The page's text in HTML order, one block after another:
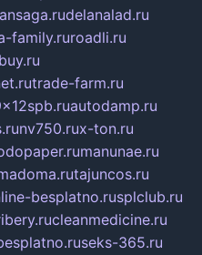
delanalad.ru
family.ruroadli.ru
trade-farm.ru
autodamp.ru
nv750.rux-ton.ru
manunae.ru
tajuncos.ru
besplatno.rusplclub.ru
cleanmedicine.ru
seks-365.ru